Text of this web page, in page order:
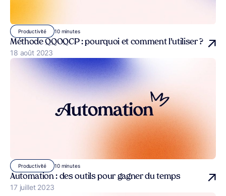
Productivité 10 minutes
Méthode QQOQCP : pourquoi et comment l’utiliser ?
Publié le
18 août 2023
Productivité 10 minutes
Automation : des outils pour gagner du temps
Publié le
17 juillet 2023